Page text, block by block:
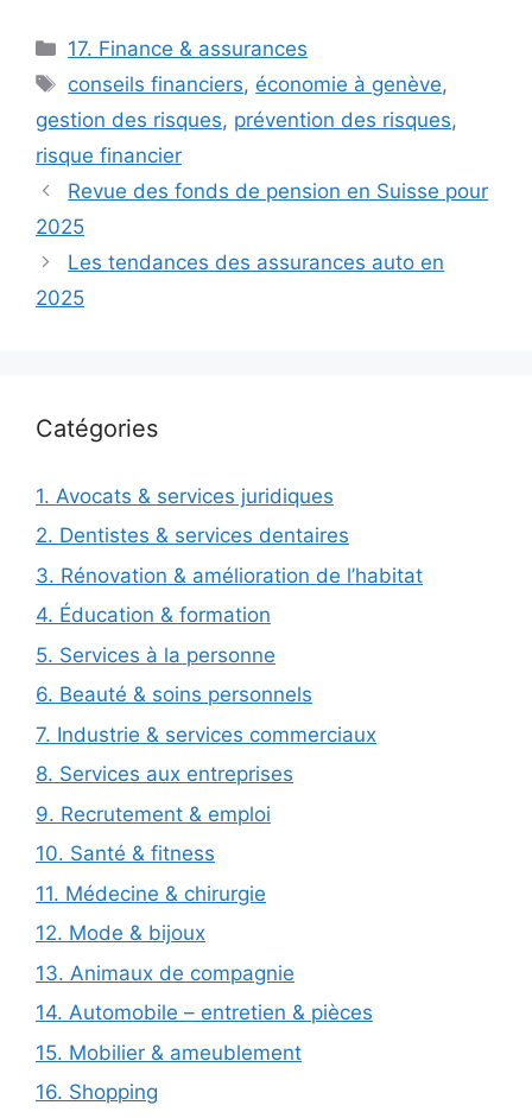
Catégories
17. Finance & assurances
Étiquettes
conseils financiers, économie à genève,
gestion des risques, prévention des risques,
risque financier
Revue des fonds de pension en Suisse pour
2025
Les tendances des assurances auto en
2025
Catégories
1. Avocats & services juridiques
2. Dentistes & services dentaires
3. Rénovation & amélioration de l’habitat
4. Éducation & formation
5. Services à la personne
6. Beauté & soins personnels
7. Industrie & services commerciaux
8. Services aux entreprises
9. Recrutement & emploi
10. Santé & fitness
11. Médecine & chirurgie
12. Mode & bijoux
13. Animaux de compagnie
14. Automobile – entretien & pièces
15. Mobilier & ameublement
16. Shopping